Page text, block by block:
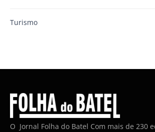
Turismo
O Jornal Folha do Batel Com mais de 230